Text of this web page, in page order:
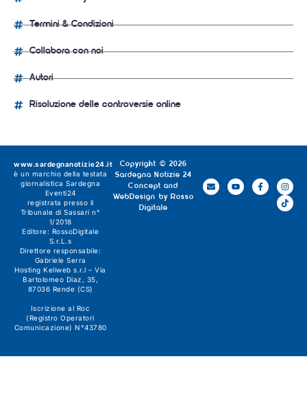
Termini & Condizioni
Collabora con noi
Autori
Risoluzione delle controversie online
Copyright © 2026
Sardegna Notizie 24
Concept and
WebDesign by Rosso
Digitale
www.sardegnanotizie24.it
è un marchio della testata
giornalistica Sardegna
Eventi24
registrata presso il
Tribunale di Sassari n°
1/2018
Editore: RossoDigitale
S.r.L.s
Direttore responsabile:
Gabriele Serra
Hosting Keliweb s.r.l – Via
Bartolomeo Diaz, 35,
87036 Rende (CS)
Iscrizione al Roc
(Registro Operatori
Comunicazione) N°43780